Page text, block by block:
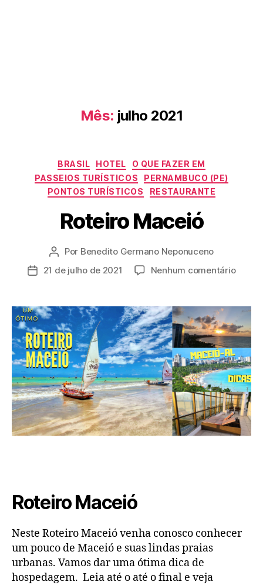
Mês: julho 2021
Categorias
BRASIL HOTEL
O QUE FAZER EM
PASSEIOS TURÍSTICOS
PERNAMBUCO (PE)
PONTOS TURÍSTICOS
RESTAURANTE
Roteiro Maceió
Autor
do
post
Por Benedito Germano Neponuceno
Data21 de julho de 2021 Nenhum comentárioem
Roteiro Maceió
Neste Roteiro Maceió venha conosco conhecer
um pouco de Maceió e suas lindas praias
urbanas. Vamos dar uma ótima dica de
hospedagem. Leia até o até o final e veja